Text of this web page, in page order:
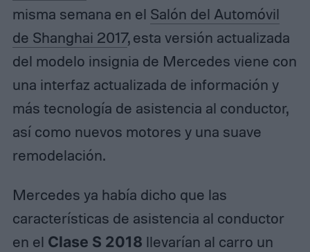
misma semana en el Salón del Automóvil
de Shanghai 2017, esta versión actualizada
del modelo insignia de Mercedes viene con
una interfaz actualizada de información y
más tecnología de asistencia al conductor,
así como nuevos motores y una suave
remodelación.
Mercedes ya había dicho que las
características de asistencia al conductor
en el Clase S 2018 llevarían al carro un